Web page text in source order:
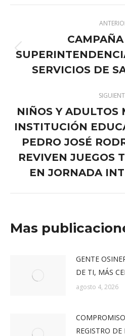
entre
SERVICIOS DE
NIÑOS Y ADULTOS
INSTITUCIÓN
PEDRO JOSÉ
REVIVEN JUEGOS
EN JORNADA
Mas
GENTE
DE TI, MÁS
agosto 4, 2026
REGISTRO